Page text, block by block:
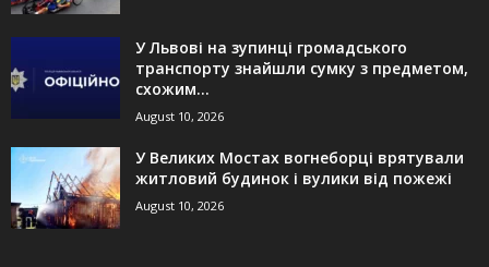
У Львові на зупинці громадського
транспорту знайшли сумку з предметом,
схожим...
August 10, 2026
У Великих Мостах вогнеборці врятували
житловий будинок і вулики від пожежі
August 10, 2026